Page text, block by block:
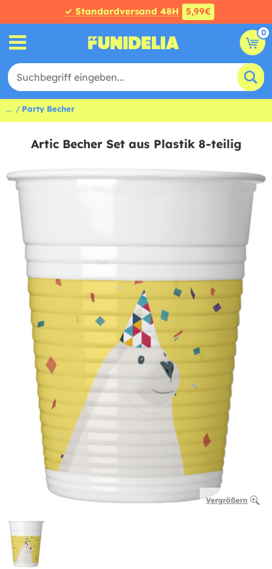
✓ Standardversand 48H 5,99€
0
... Party Becher
Artic Becher Set aus Plastik 8-teilig
Vergrößern